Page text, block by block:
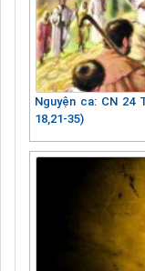
Nguyện ca: CN 24
18,21-35)